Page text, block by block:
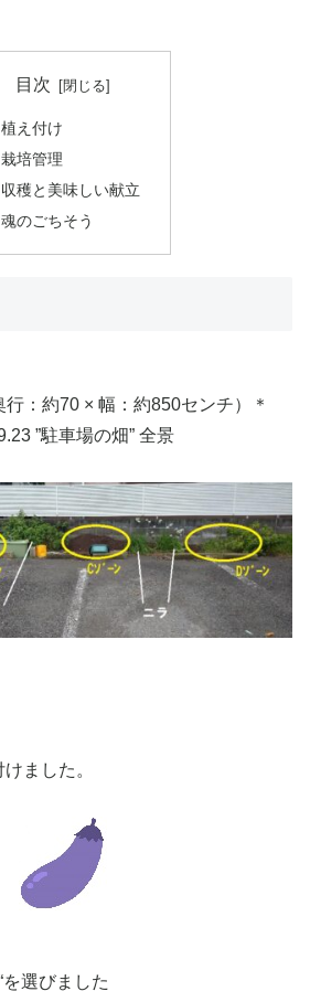
目次
植え付け
栽培管理
収穫と美味しい献立
魂のごちそう
行：約70 × 幅：約850センチ）＊
”駐車場の畑” 全景
ました。
を選びました